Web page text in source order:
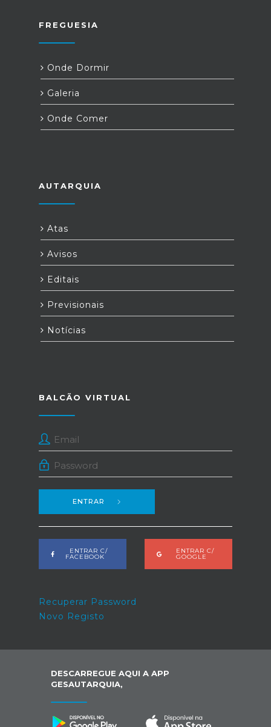
FREGUESIA
Onde Dormir
Galeria
Onde Comer
AUTARQUIA
Atas
Avisos
Editais
Previsionais
Notícias
BALCÃO VIRTUAL
ENTRAR
ENTRAR C/
FACEBOOK
ENTRAR C/
GOOGLE
Recuperar Password
Novo Registo
DESCARREGUE AQUI A APP
GESAUTARQUIA,